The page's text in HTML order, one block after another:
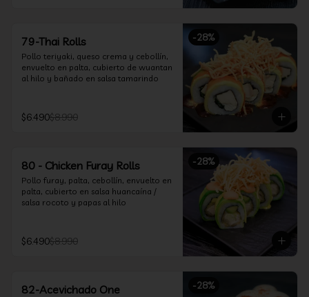
-28%
79-Thai Rolls
Pollo teriyaki, queso crema y cebollín,
envuelto en palta, cubierto de wuantan
al hilo y bañado en salsa tamarindo
$6.490$8.990
-28%
80 - Chicken Furay Rolls
Pollo furay, palta, cebollín, envuelto en
palta, cubierto en salsa huancaína /
salsa rocoto y papas al hilo
$6.490$8.990
-28%
82-Acevichado One